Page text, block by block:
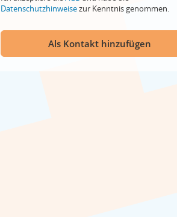
Datenschutzhinweisezur Kenntnis genommen.
Als Kontakt hinzufügen